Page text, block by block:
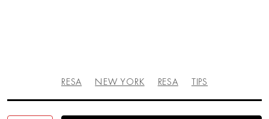
RESA NEW YORK RESA TIPS